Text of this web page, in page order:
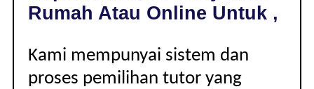
Rumah Atau Online Untuk ,
Kami mempunyai sistem dan
proses pemilihan tutor yang